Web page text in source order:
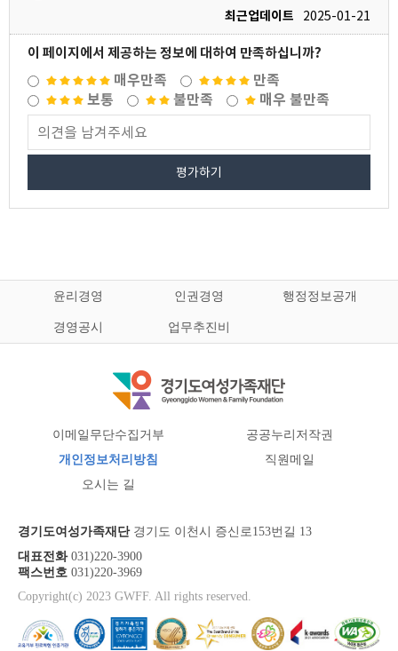
최근업데이트
2025-01-21
이 페이지에서 제공하는 정보에 대하여 만족하십니까?
매우만족
만족
보통
불만족 매우 불만족
평가하기
윤리경영 인권경영 행정정보공개
경영공시 업무추진비
이메일무단수집거부
공공누리저작권
개인정보처리방침
직원메일
오시는 길
경기도여성가족재단경기도 이천시 증신로153번길 13
대표전화031)220-3900
팩스번호 031)220-3969
Copyright(c) 2023 GWFF. All rights reserved.